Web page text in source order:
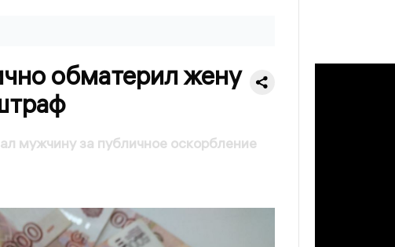
обматерил жену
мужчину за публичное оскорбление